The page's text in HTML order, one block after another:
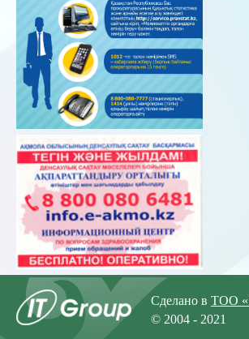
Сделано в ТОО
© 2004 - 2021